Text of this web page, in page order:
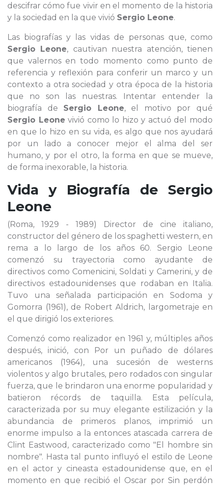
descifrar cómo fue vivir en el momento de la historia
y la sociedad en la que vivió Sergio Leone.
Las biografías y las vidas de personas que, como
Sergio Leone, cautivan nuestra atención, tienen
que valernos en todo momento como punto de
referencia y reflexión para conferir un marco y un
contexto a otra sociedad y otra época de la historia
que no son las nuestras. Intentar entender la
biografía de Sergio Leone, el motivo por qué
Sergio Leone vivió como lo hizo y actuó del modo
en que lo hizo en su vida, es algo que nos ayudará
por un lado a conocer mejor el alma del ser
humano, y por el otro, la forma en que se mueve,
de forma inexorable, la historia.
Vida y Biografía de Sergio
Leone
(Roma, 1929 - 1989) Director de cine italiano,
constructor del género de los spaghetti western, en
rema a lo largo de los años 60. Sergio Leone
comenzó su trayectoria como ayudante de
directivos como Comenicini, Soldati y Camerini, y de
directivos estadounidenses que rodaban en Italia.
Tuvo una señalada participación en Sodoma y
Gomorra (1961), de Robert Aldrich, largometraje en
el que dirigió los exteriores.
Comenzó como realizador en 1961 y, múltiples años
después, inició, con Por un puñado de dólares
americanos (1964), una sucesión de westerns
violentos y algo brutales, pero rodados con singular
fuerza, que le brindaron una enorme popularidad y
batieron récords de taquilla. Esta película,
caracterizada por su muy elegante estilización y la
abundancia de primeros planos, imprimió un
enorme impulso a la entonces atascada carrera de
Clint Eastwood, caracterizado como "El hombre sin
nombre". Hasta tal punto influyó el estilo de Leone
en el actor y cineasta estadounidense que, en el
momento en que recibió el Oscar por Sin perdón